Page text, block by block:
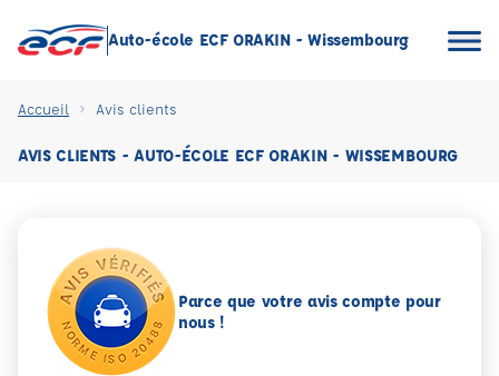
Auto-école ECF ORAKIN - Wissembourg
Accueil Avis clients
AVIS CLIENTS - AUTO-ÉCOLE ECF ORAKIN - WISSEMBOURG
Parce que votre avis compte pour
nous !